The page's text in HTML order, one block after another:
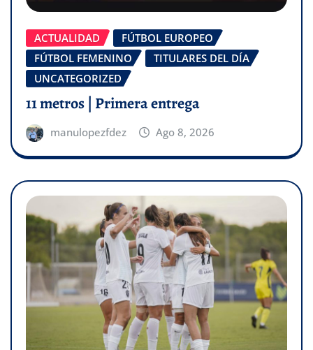
ACTUALIDAD
FÚTBOL EUROPEO
FÚTBOL FEMENINO
TITULARES DEL DÍA
UNCATEGORIZED
11 metros | Primera entrega
manulopezfdez Ago 8, 2026